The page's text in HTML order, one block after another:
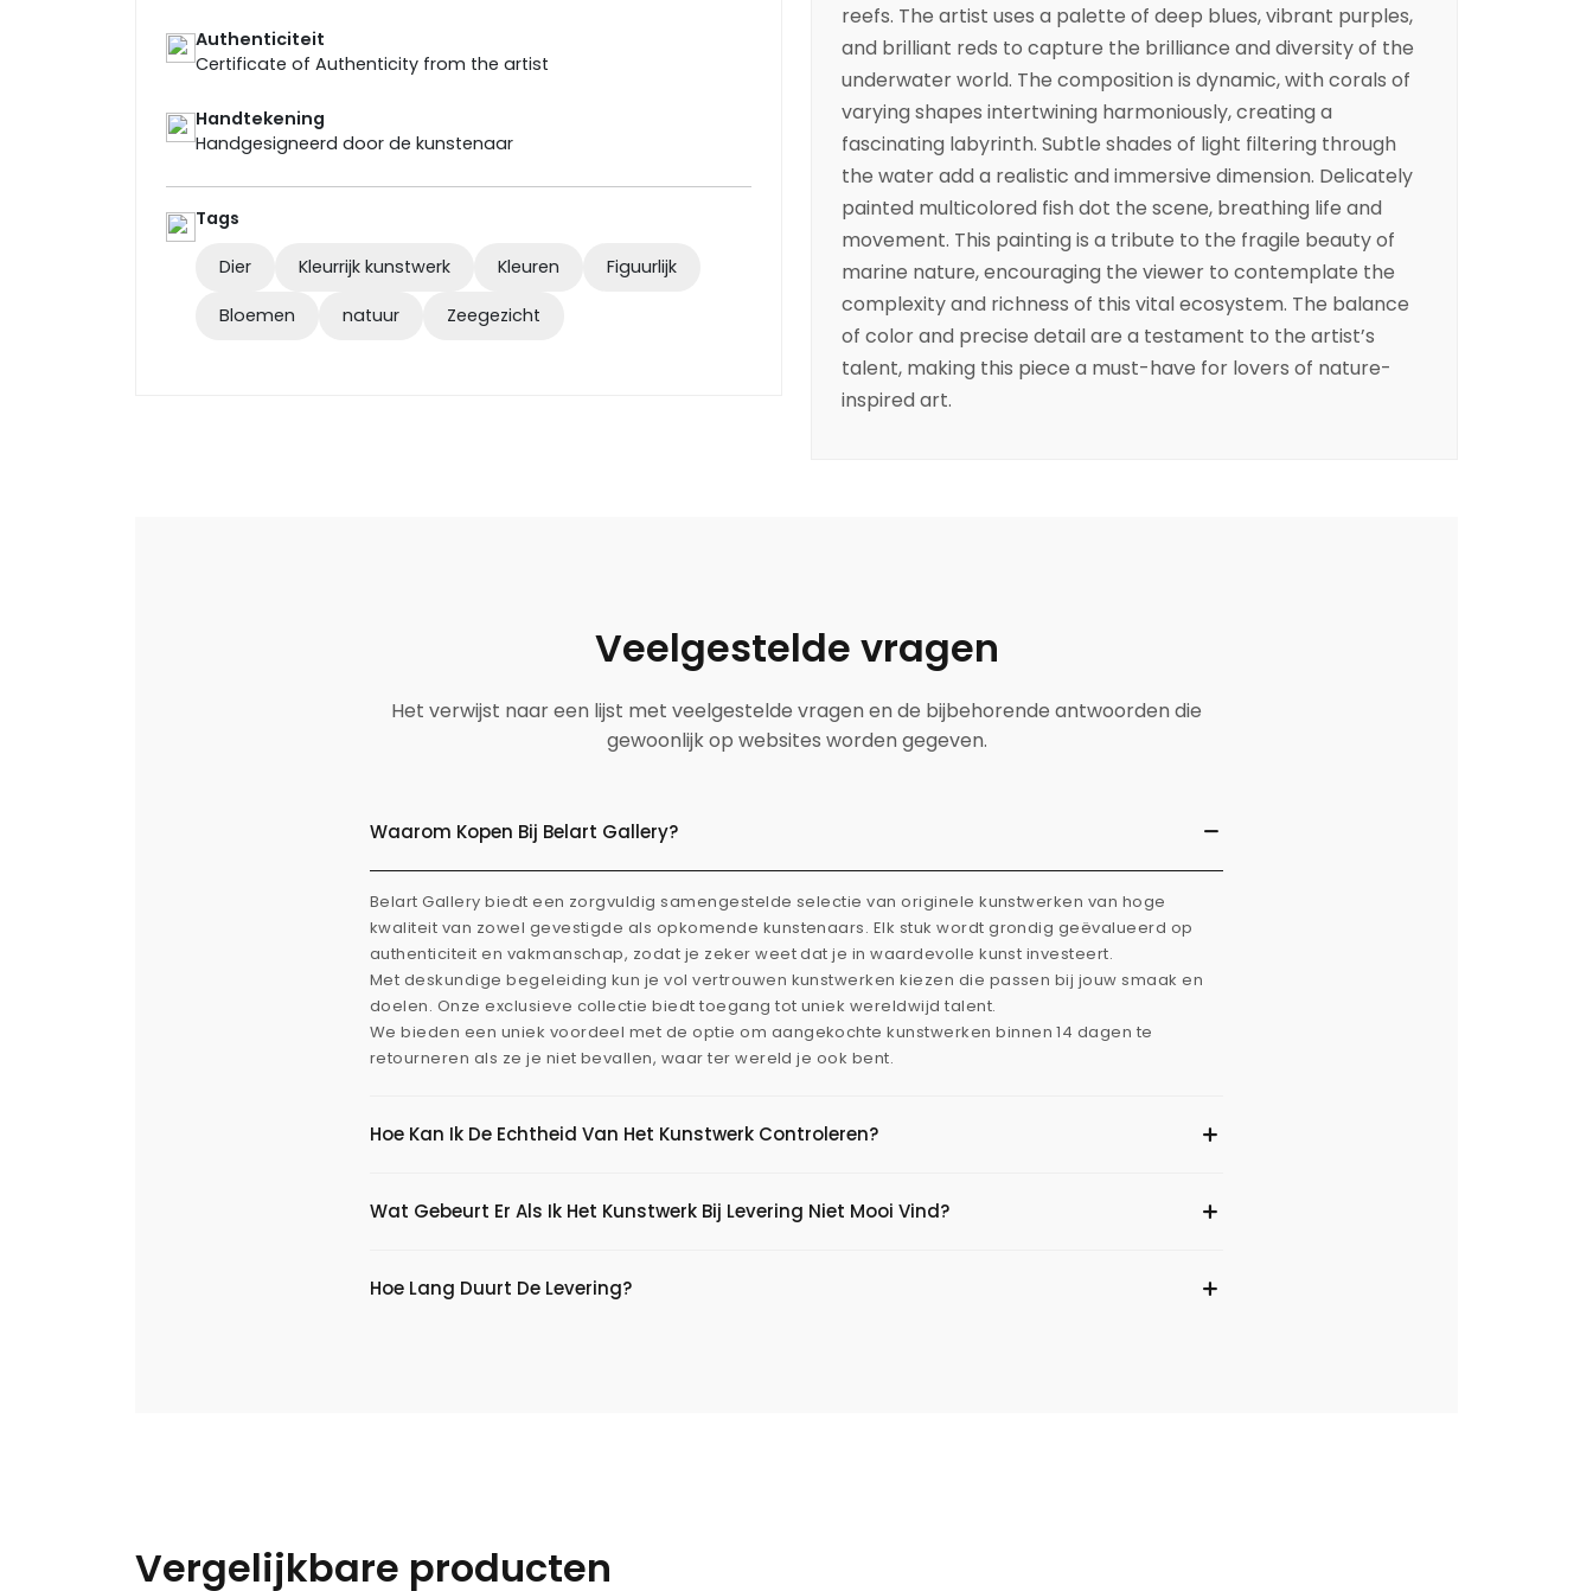
Authenticiteit
Certificate of Authenticity from the artist
Handtekening
Handgesigneerd door de kunstenaar
Tags
Dier Kleurrijk kunstwerk Kleuren Figuurlijk
Bloemen natuur Zeegezicht
reefs. The artist uses a palette of deep blues, vibrant purples,
and brilliant reds to capture the brilliance and diversity of the
underwater world. The composition is dynamic, with corals of
varying shapes intertwining harmoniously, creating a
fascinating labyrinth. Subtle shades of light filtering through
the water add a realistic and immersive dimension. Delicately
painted multicolored fish dot the scene, breathing life and
movement. This painting is a tribute to the fragile beauty of
marine nature, encouraging the viewer to contemplate the
complexity and richness of this vital ecosystem. The balance
of color and precise detail are a testament to the artist’s
talent, making this piece a must-have for lovers of nature-
inspired art.
Veelgestelde vragen
Het verwijst naar een lijst met veelgestelde vragen en de bijbehorende antwoorden die
gewoonlijk op websites worden gegeven.
Waarom Kopen Bij Belart Gallery?
Belart Gallery biedt een zorgvuldig samengestelde selectie van originele kunstwerken van hoge
kwaliteit van zowel gevestigde als opkomende kunstenaars. Elk stuk wordt grondig geëvalueerd op
authenticiteit en vakmanschap, zodat je zeker weet dat je in waardevolle kunst investeert.
Met deskundige begeleiding kun je vol vertrouwen kunstwerken kiezen die passen bij jouw smaak en
doelen. Onze exclusieve collectie biedt toegang tot uniek wereldwijd talent.
We bieden een uniek voordeel met de optie om aangekochte kunstwerken binnen 14 dagen te
retourneren als ze je niet bevallen, waar ter wereld je ook bent.
Hoe Kan Ik De Echtheid Van Het Kunstwerk Controleren?
Wat Gebeurt Er Als Ik Het Kunstwerk Bij Levering Niet Mooi Vind?
Hoe Lang Duurt De Levering?
Vergelijkbare producten